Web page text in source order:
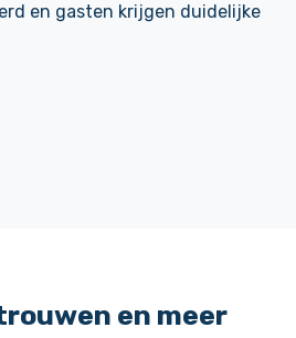
en gasten krijgen duidelijke
en meer